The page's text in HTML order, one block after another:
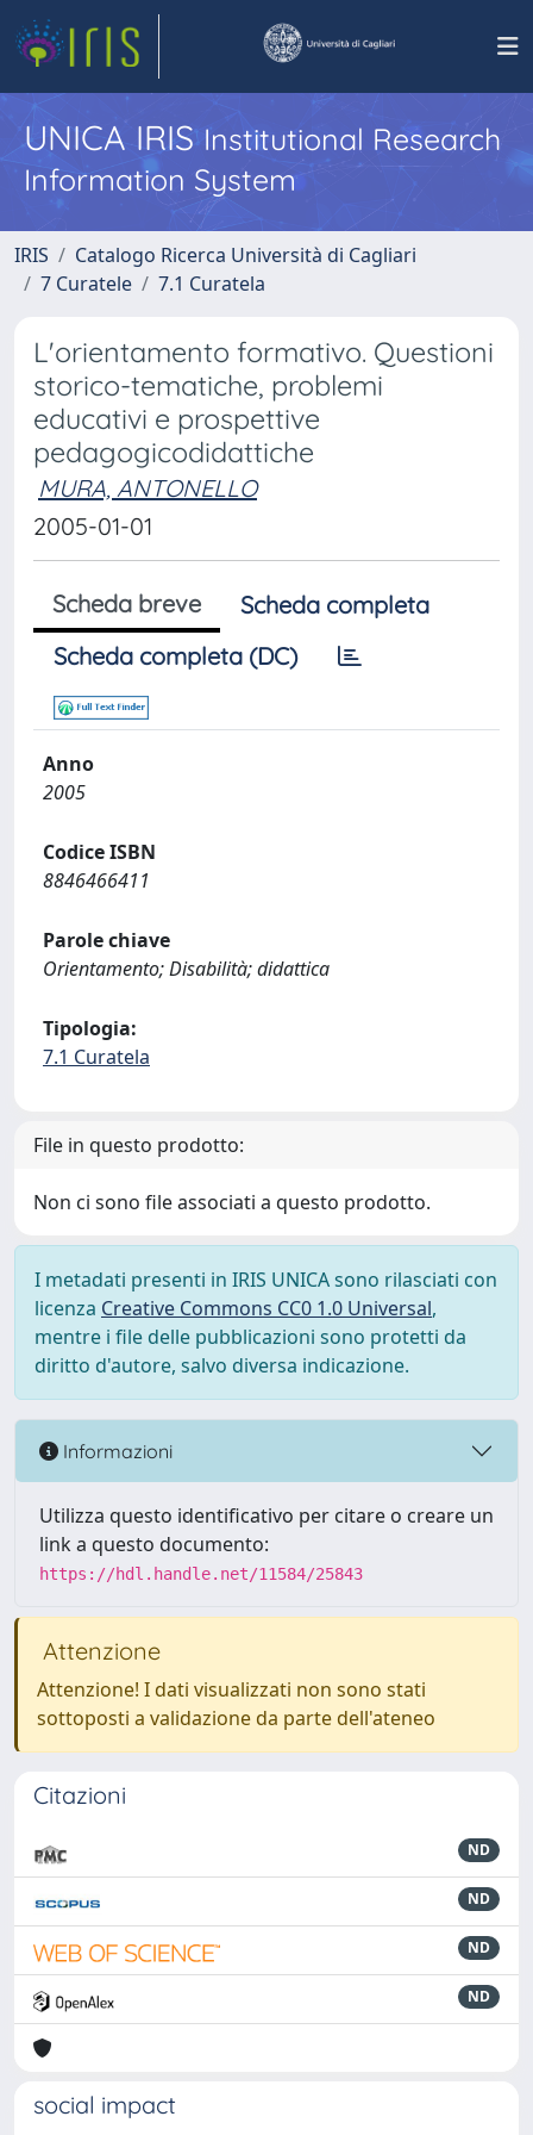
UNICA IRISInstitutional Research
Information System
IRIS
Catalogo Ricerca Università di Cagliari
7 Curatele
7.1 Curatela
L'orientamento formativo. Questioni
storico-tematiche, problemi
educativi e prospettive
pedagogicodidattiche
MURA, ANTONELLO
2005-01-01
Scheda breve
Scheda completa
Scheda completa (DC)
Anno
2005
Codice ISBN
8846466411
Parole chiave
Orientamento; Disabilità; didattica
Tipologia:
7.1 Curatela
File in questo prodotto:
Non ci sono file associati a questo prodotto.
I metadati presenti in IRIS UNICA sono rilasciati con
licenza Creative Commons CC0 1.0 Universal,
mentre i file delle pubblicazioni sono protetti da
diritto d'autore, salvo diversa indicazione.
Informazioni
Utilizza questo identificativo per citare o creare un
link a questo documento:
https://hdl.handle.net/11584/25843
Attenzione
Attenzione! I dati visualizzati non sono stati
sottoposti a validazione da parte dell'ateneo
Citazioni
ND
ND
ND
ND
social impact